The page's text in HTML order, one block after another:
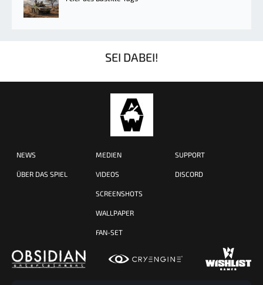
SEI DABEI!
NEWS
ÜBER DAS SPIEL
MEDIEN
VIDEOS
SCREENSHOTS
WALLPAPER
FAN-SET
SUPPORT
DISCORD